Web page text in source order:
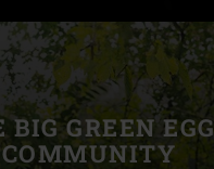
BIG GREEN EGG
COMMUNITY